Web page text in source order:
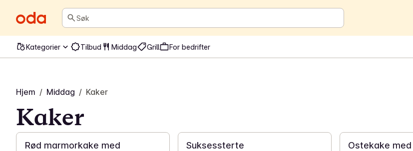
Søk
Kategorier Tilbud Middag Grill For bedrifter
Hjem / Middag / Kaker
Kaker
1 t
Rød marmorkake med
Suksessterte
Ostekake med